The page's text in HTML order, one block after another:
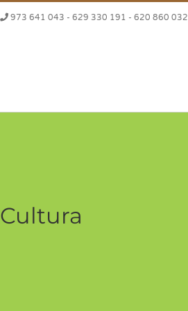
973 641 043 - 629 330 191 - 620 860 032
Cultura